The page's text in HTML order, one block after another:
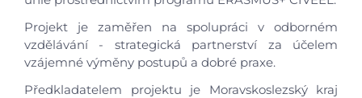
Projekt je zaměřen na spolupráci v odborném
vzdělávání - strategická partnerství za účelem
vzájemné výměny postupů a dobré praxe.
Předkladatelem projektu je Moravskoslezský kraj